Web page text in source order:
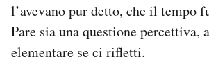
l’avevano pur detto, che il tempo
Pare sia una questione percettiva,
elementare se ci rifletti.